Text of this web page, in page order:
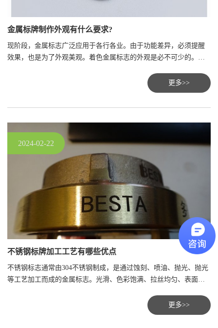
金属标牌制作外观有什么要求?
现阶段，金属标志广泛应用于各行各业。由于功能差异，必须提醒
效果，也是为了外观美观。着色金属标志的外观是必不可少的。为
更多>>
2024-02-22
不锈钢标牌加工工艺有哪些优点
不锈钢标志通常由304不锈钢制成，是通过蚀刻、喷油、抛光、抛光
等工艺加工而成的金属标志。光滑、色彩饱满、拉丝均匀、表面颜
更多>>
×
欢迎来到青岛大东，定制标牌可以直接
咨询？
现在咨询 稍后再说